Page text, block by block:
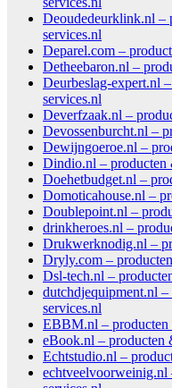
Deoudedeurklink.nl –
services.nl
Deparel.com –
Detheebaron.nl –
Deurbeslag-expert.nl
services.nl
Deverfzaak.nl –
Devossenburcht.nl –
Dewijngoeroe.nl –
Dindio.nl – producten
Doehetbudget.nl –
Domoticahouse.nl –
Doublepoint.nl –
drinkheroes.nl –
Drukwerknodig.nl –
Dryly.com –
Dsl-tech.nl –
dutchdjequipment.nl
services.nl
EBBM.nl – producten
eBook.nl – producten
Echtstudio.nl –
echtveelvoorweinig.nl